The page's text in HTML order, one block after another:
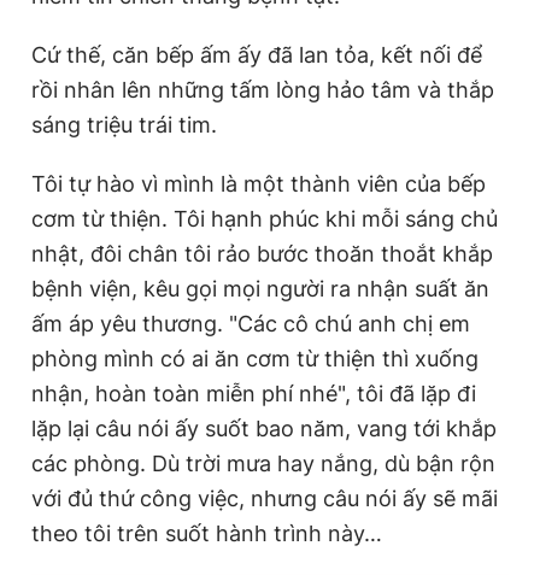
Cứ thế, căn bếp ấm ấy đã lan tỏa, kết nối để
rồi nhân lên những tấm lòng hảo tâm và thắp
sáng triệu trái tim.
Tôi tự hào vì mình là một thành viên của bếp
cơm từ thiện. Tôi hạnh phúc khi mỗi sáng chủ
nhật, đôi chân tôi rảo bước thoăn thoắt khắp
bệnh viện, kêu gọi mọi người ra nhận suất ăn
ấm áp yêu thương. "Các cô chú anh chị em
phòng mình có ai ăn cơm từ thiện thì xuống
nhận, hoàn toàn miễn phí nhé", tôi đã lặp đi
lặp lại câu nói ấy suốt bao năm, vang tới khắp
các phòng. Dù trời mưa hay nắng, dù bận rộn
với đủ thứ công việc, nhưng câu nói ấy sẽ mãi
theo tôi trên suốt hành trình này…